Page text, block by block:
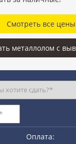
Смотреть все цены
металлолом с
Оплата: